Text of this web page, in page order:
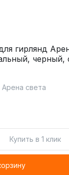
гирлянд
черный,
света
Купить в 1 клик